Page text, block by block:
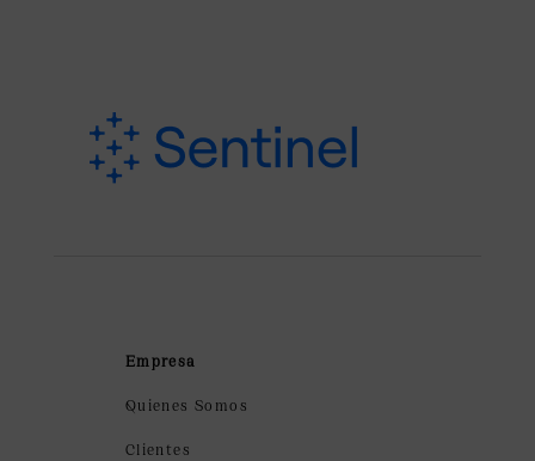
Empresa
Quienes Somos
Clientes